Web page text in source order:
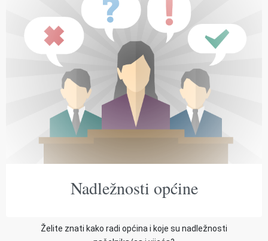
Nadležnosti općine
Želite znati kako radi općina i koje su nadležnosti